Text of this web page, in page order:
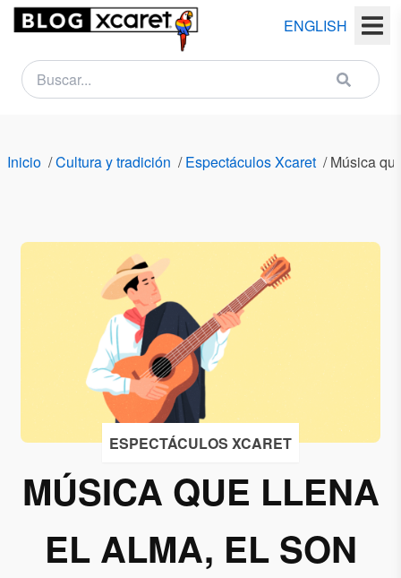
ENGLISH
Inicio /Cultura y tradición /Espectáculos Xcaret /Música
ESPECTÁCULOS XCARET
MÚSICA QUE LLENA
EL ALMA, EL SON
NEWSLETTER
Nombre
correos
de
Xcaret